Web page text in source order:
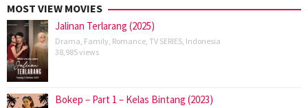
MOST VIEW MOVIES
Jalinan Terlarang (2025)
Drama Family Romance TV SERIES Indonesia
38,985 views
Bokep – Part 1 – Kelas Bintang (2023)